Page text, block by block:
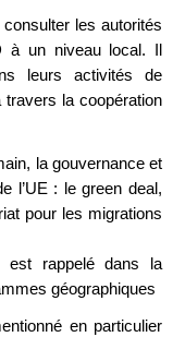
les autorités
à un niveau local. Il
leurs activités de
travers la coopération
la gouvernance et
l’UE : le green deal,
pour les migrations
est rappelé dans la
géographiques
en particulier